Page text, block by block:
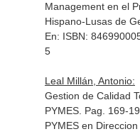
Management en el
Hispano-Lusas de
En: ISBN:
5
Leal Millán, Antonio:
Gestion de Calidad
PYMES. Pag. 169-
PYMES en